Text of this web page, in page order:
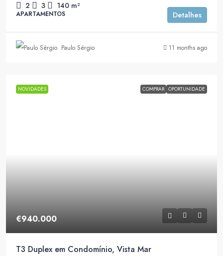
2 3 140 m²
APARTAMENTOS Detalhes
Paulo Sérgio 11 months ago
NOVIDADES COMPRAR OPORTUNIDADE
€940.000
T3 Duplex em Condomínio, Vista Mar